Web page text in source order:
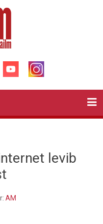
levib
AM